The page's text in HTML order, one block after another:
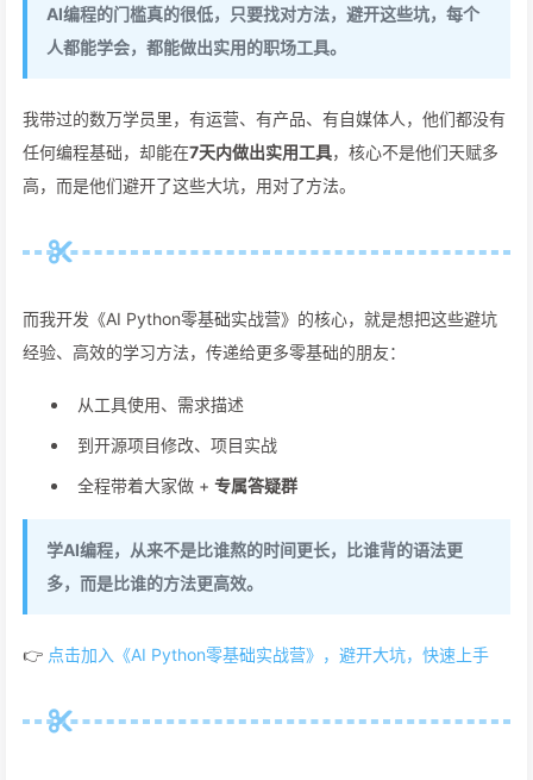
AI编程的门槛真的很低，只要找对方法，避开这些坑，每个
人都能学会，都能做出实用的职场工具。
我带过的数万学员里，有运营、有产品、有自媒体人，他们都没有
任何编程基础，却能在7天内做出实用工具，核心不是他们天赋多
高，而是他们避开了这些大坑，用对了方法。
而我开发《AI Python零基础实战营》的核心，就是想把这些避坑
经验、高效的学习方法，传递给更多零基础的朋友：
从工具使用、需求描述
到开源项目修改、项目实战
全程带着大家做 + 专属答疑群
学AI编程，从来不是比谁熬的时间更长，比谁背的语法更
多，而是比谁的方法更高效。
👉 点击加入《AI Python零基础实战营》，避开大坑，快速上手